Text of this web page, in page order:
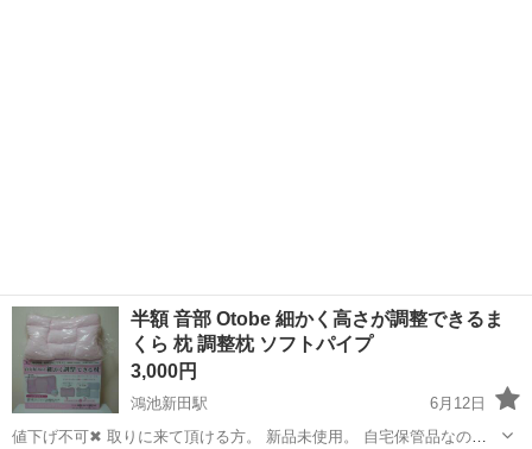
半額 音部 Otobe 細かく高さが調整できるま
くら 枕 調整枕 ソフトパイプ
3,000円
鴻池新田駅
6月12日
値下げ不可✖ 取りに来て頂ける方。 新品未使用。 自宅保管品なので